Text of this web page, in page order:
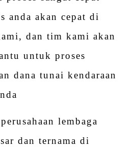
anda akan cepat di
dan tim kami akan
untuk proses
dana tunai kendaraan
lembaga
dan ternama di